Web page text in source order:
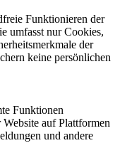
Funktionieren der
umfasst nur Cookies,
der
keine persönlichen
Funktionen
auf Plattformen
und andere